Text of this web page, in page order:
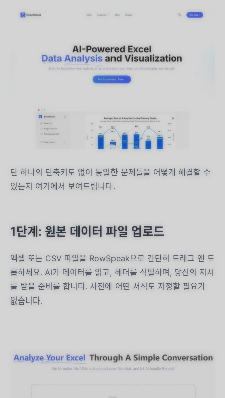
단 하나의 단축키도 없이 동일한 문제들을 어떻게 해결할 수
있는지 여기에서 보여드립니다.
1단계: 원본 데이터 파일 업로드
엑셀 또는 CSV 파일을 RowSpeak으로 간단히 드래그 앤 드
롭하세요. AI가 데이터를 읽고, 헤더를 식별하며, 당신의 지시
를 받을 준비를 합니다. 사전에 어떤 서식도 지정할 필요가
없습니다.